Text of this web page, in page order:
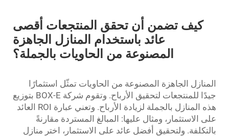
كيف تضمن أن تحقق المنتجعات أقصى
عائد باستخدام المنازل الجاهزة
المصنوعة من الحاويات بالجملة؟
المنازل الجاهزة المصنوعة من الحاويات تمثّل استثمارًا
جيدًا للمنتجعات لتحقيق الأرباح. وتقوم شركة BOX-E بتوزيع
هذه المنازل بالجملة لزيادة الأرباح. وتعني عبارة ROI العائد
على الاستثمار، ومثال عليها: المبالغ المستردة مقارنةً
بالتكلفة. ولتحقيق أفضل عائد على الاستثمار، اختر منازل